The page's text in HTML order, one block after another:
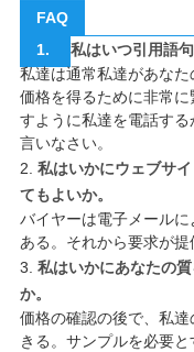
FAQ
1.
私はいつ引用語
私達は通常私達があなた
価格を得るために非常
すように私達を電話す
言いなさい。
2. 私はいかにウェブサ
てもよいか。
バイヤーは電子メール
ある。それから要求が提
3. 私はいかにあなたの
か。
価格の確認の後で、私
きる。サンプルを必要